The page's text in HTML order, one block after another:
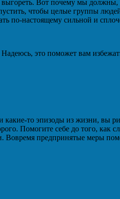
Вот почему мы
чтобы целые группы
по-настоящему сильной и
Надеюсь, это поможет вам
то эпизоды из жизни, вы
Помогите себе до того, как
предпринятые меры